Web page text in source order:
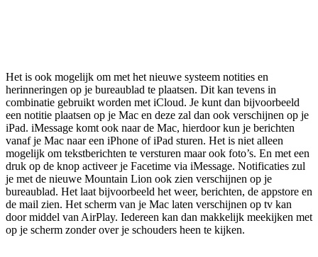
Het is ook mogelijk om met het nieuwe systeem notities en
herinneringen op je bureaublad te plaatsen. Dit kan tevens in
combinatie gebruikt worden met iCloud. Je kunt dan bijvoorbeeld
een notitie plaatsen op je Mac en deze zal dan ook verschijnen op je
iPad. iMessage komt ook naar de Mac, hierdoor kun je berichten
vanaf je Mac naar een iPhone of iPad sturen. Het is niet alleen
mogelijk om tekstberichten te versturen maar ook foto’s. En met een
druk op de knop activeer je Facetime via iMessage. Notificaties zul
je met de nieuwe Mountain Lion ook zien verschijnen op je
bureaublad. Het laat bijvoorbeeld het weer, berichten, de appstore en
de mail zien. Het scherm van je Mac laten verschijnen op tv kan
door middel van AirPlay. Iedereen kan dan makkelijk meekijken met
op je scherm zonder over je schouders heen te kijken.